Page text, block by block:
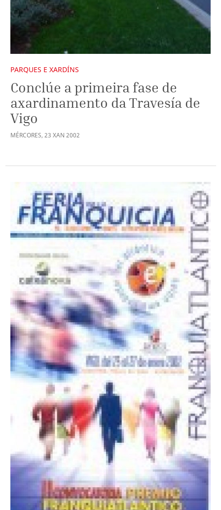
PARQUES E XARDÍNS
Conclúe a primeira fase de
axardinamento da Travesía de
Vigo
MÉRCORES, 23 XAN 2002